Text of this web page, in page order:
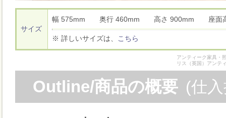
サイズ
幅 575mm 奥行 460mm 高さ 900mm 座
※ 詳しいサイズは、 こちら
アンティーク家具・
リス（英国）アンテ
Outline/商品の概要 (仕